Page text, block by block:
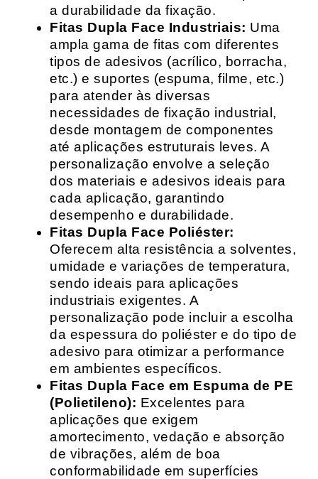
a durabilidade da fixação.
Fitas Dupla Face Industriais: Uma
ampla gama de fitas com diferentes
tipos de adesivos (acrílico, borracha,
etc.) e suportes (espuma, filme, etc.)
para atender às diversas
necessidades de fixação industrial,
desde montagem de componentes
até aplicações estruturais leves. A
personalização envolve a seleção
dos materiais e adesivos ideais para
cada aplicação, garantindo
desempenho e durabilidade.
Fitas Dupla Face Poliéster:
Oferecem alta resistência a solventes,
umidade e variações de temperatura,
sendo ideais para aplicações
industriais exigentes. A
personalização pode incluir a escolha
da espessura do poliéster e do tipo de
adesivo para otimizar a performance
em ambientes específicos.
Fitas Dupla Face em Espuma de PE
(Polietileno): Excelentes para
aplicações que exigem
amortecimento, vedação e absorção
de vibrações, além de boa
conformabilidade em superfícies